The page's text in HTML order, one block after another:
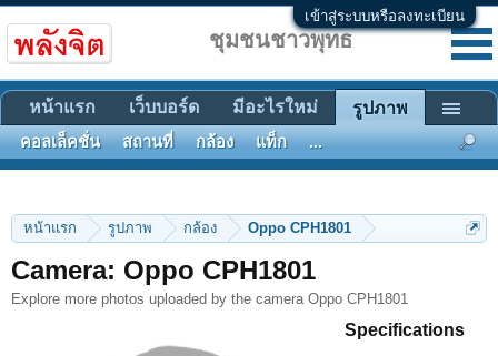
เข้าสู่ระบบหรือลงทะเบียน
หน้าแรก รูปภาพ กล้อง Oppo CPH1801
Camera: Oppo CPH1801
Explore more photos uploaded by the camera Oppo CPH1801
Specifications
ชุมชนชาวพุทธ
หน้าแรก เว็บบอร์ด มีอะไรใหม่ รูปภาพ
คอลเล็คชั่น สถานที่ กล้อง แท็ก ...